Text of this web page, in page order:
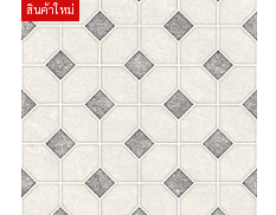
สินค้าใหม่